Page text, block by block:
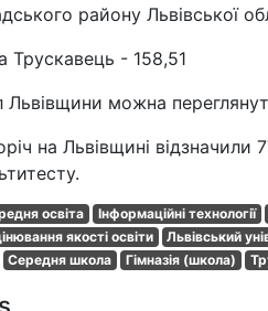
району Львівської
- 158,51
Львівщини можна
на Львівщині відзначили
освіта Інформаційні технології
якості освіти
Львівський
Середня школа Гімназія (школа)